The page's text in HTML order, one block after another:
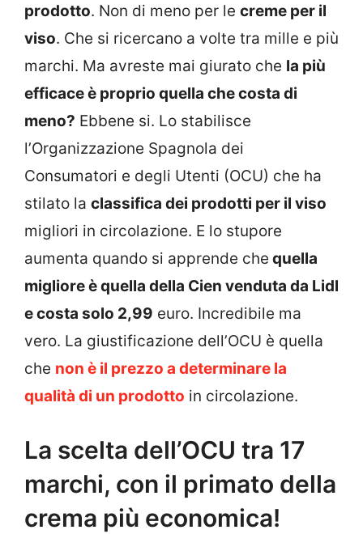
prodotto. Non di meno per le creme per il
viso. Che si ricercano a volte tra mille e più
marchi. Ma avreste mai giurato che la più
efficace è proprio quella che costa di
meno? Ebbene si. Lo stabilisce
l’Organizzazione Spagnola dei
Consumatori e degli Utenti (OCU) che ha
stilato la classifica dei prodotti per il viso
migliori in circolazione. E lo stupore
aumenta quando si apprende che quella
migliore è quella della Cien venduta da Lidl
e costa solo 2,99 euro. Incredibile ma
vero. La giustificazione dell’OCU è quella
che non è il prezzo a determinare la
qualità di un prodotto in circolazione.
La scelta dell’OCU tra 17
marchi, con il primato della
crema più economica!